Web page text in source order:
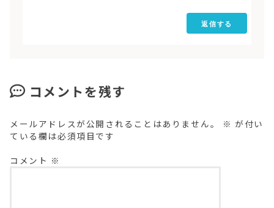
返信する
コメントを残す
メールアドレスが公開されることはありません。 ※ が付い
ている欄は必須項目です
コメント ※